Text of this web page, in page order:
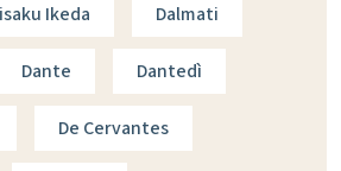
Ikeda Dalmati
Dante Dantedì
De Cervantes